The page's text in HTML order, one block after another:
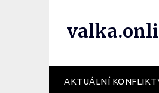
AKTUÁLNÍ